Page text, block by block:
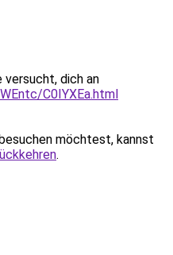
versucht, dich an
C0IYXEa.html
möchtest, kannst
.